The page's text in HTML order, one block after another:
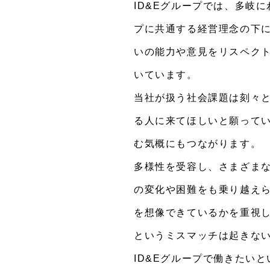
ID&Eグループでは、多岐
プに共通する経営理念の下
いの能力や意見をリスペク
いています。
当社が扱う社会課題は刻々
る人に来てほしいと願って
む気概にもつながります。
多様性を受容し、さまざま
の変化や困難をも乗り越え
を想像できているかを重視
というミスマッチは起きな
ID&Eグループで働きたい